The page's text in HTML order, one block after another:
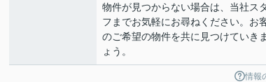
物件が見つからない場合は、当社ス
フまでお気軽にお尋ねください。お
のご希望の物件を共に見つけていき
ょう。
情報